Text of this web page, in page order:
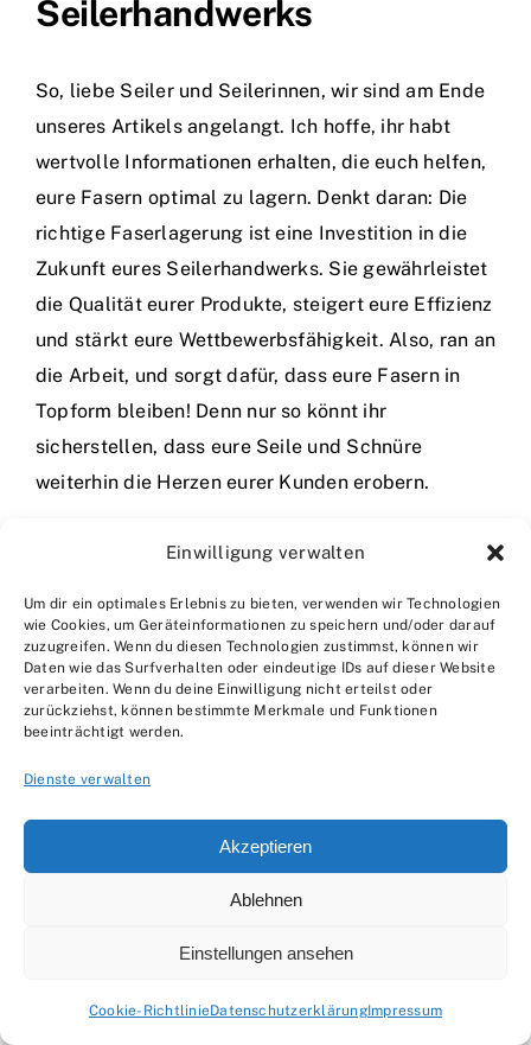
Einwilligung verwalten
Um dir ein optimales Erlebnis zu bieten, verwenden wir Technologien
wie Cookies, um Geräteinformationen zu speichern und/oder darauf
zuzugreifen. Wenn du diesen Technologien zustimmst, können wir
Daten wie das Surfverhalten oder eindeutige IDs auf dieser Website
verarbeiten. Wenn du deine Einwilligung nicht erteilst oder
zurückziehst, können bestimmte Merkmale und Funktionen
beeinträchtigt werden.
Dienste verwalten
Akzeptieren
Ablehnen
Einstellungen ansehen
Cookie-RichtlinieDatenschutzerklärungImpressum
Seilerhandwerks
So, liebe Seiler und Seilerinnen, wir sind am Ende
unseres Artikels angelangt. Ich hoffe, ihr habt
wertvolle Informationen erhalten, die euch helfen,
eure Fasern optimal zu lagern. Denkt daran: Die
richtige Faserlagerung ist eine Investition in die
Zukunft eures Seilerhandwerks. Sie gewährleistet
die Qualität eurer Produkte, steigert eure Effizienz
und stärkt eure Wettbewerbsfähigkeit. Also, ran an
die Arbeit, und sorgt dafür, dass eure Fasern in
Topform bleiben! Denn nur so könnt ihr
sicherstellen, dass eure Seile und Schnüre
weiterhin die Herzen eurer Kunden erobern.
Welche Temperatur ist ideal für die
Lagerung von Naturfasern?
Die ideale Temperatur für die Lagerung von
Naturfasern wie Hanf und Sisal liegt in der
Regel zwischen 15 und 25 Grad Celsius. Es
ist wichtig, extreme Temperaturen zu
vermeiden, um die Fasern nicht zu
Wie kann ich Schimmelbildung in meinem
Faserlagerraum verhindern?
gute Belüftung entscheidend. Sorgt für eine